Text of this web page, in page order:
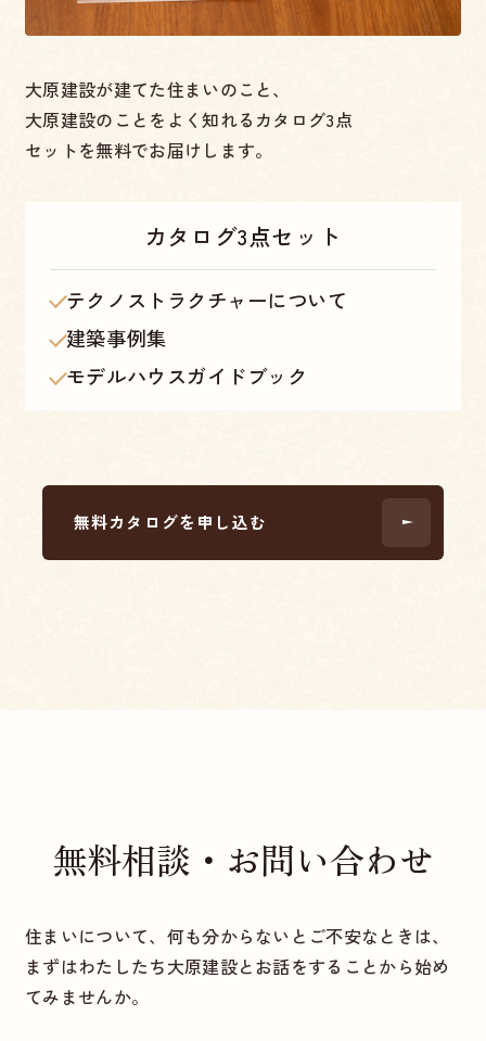
大原建設が建てた住まいのこと、
大原建設のことをよく知れるカタログ3点
セットを無料でお届けします。
カタログ3点セット
テクノストラクチャーについて
建築事例集
モデルハウスガイドブック
無料カタログを申し込む
無料相談・お問い合わせ
住まいについて、何も分からないとご不安なときは、
まずはわたしたち大原建設とお話をすることから始め
てみませんか。